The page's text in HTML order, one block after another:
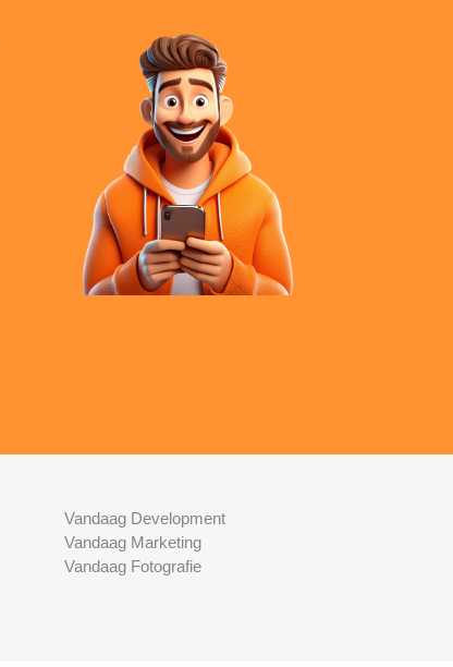
Vandaag Development
Vandaag Marketing
Vandaag Fotografie